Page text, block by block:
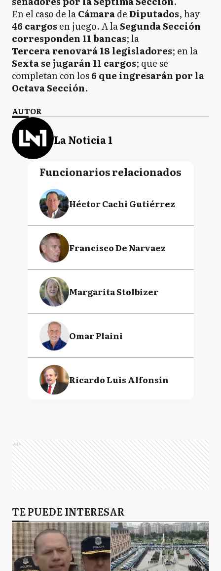
En el caso de laCámaradeDiputados, hay
46 cargos en juego. A laSegunda Sección
corresponden 11 bancas; la
Tercera renovará 18 legisladores; en la
Sexta se jugarán 11 cargos; que se
completan con los6 que ingresarán por la
Octava Sección.
AUTOR
La Noticia 1
Funcionarios relacionados
Héctor Cachi Gutiérrez
Francisco De Narvaez
Margarita Stolbizer
Omar Plaini
Ricardo Luis Alfonsín
Sergio Tomás Massa
Darío Giustozzi
Martín Insaurralde
Ads
TE PUEDE INTERESAR